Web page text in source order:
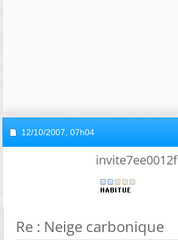
12/10/2007, 07h04
invite7ee0012f
Re : Neige carbonique